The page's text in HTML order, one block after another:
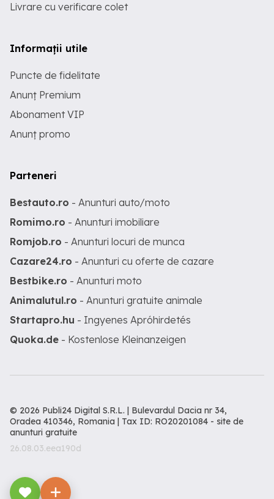
Livrare cu verificare colet
Informații utile
Puncte de fidelitate
Anunț Premium
Abonament VIP
Anunț promo
Parteneri
Bestauto.ro - Anunturi auto/moto
Romimo.ro - Anunturi imobiliare
Romjob.ro - Anunturi locuri de munca
Cazare24.ro - Anunturi cu oferte de cazare
Bestbike.ro - Anunturi moto
Animalutul.ro - Anunturi gratuite animale
Startapro.hu - Ingyenes Apróhirdetés
Quoka.de - Kostenlose Kleinanzeigen
© 2026 Publi24 Digital S.R.L. | Bulevardul Dacia nr 34,
Oradea 410346, Romania | Tax ID: RO20201084 - site de
anunturi gratuite
26.08.03.eea190d